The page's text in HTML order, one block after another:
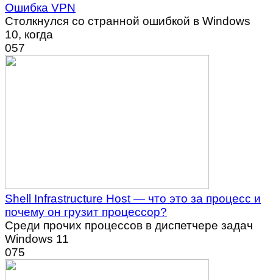
Ошибка VPN
Столкнулся со странной ошибкой в Windows
10, когда
057
Shell Infrastructure Host — что это за процесс и
почему он грузит процессор?
Среди прочих процессов в диспетчере задач
Windows 11
075